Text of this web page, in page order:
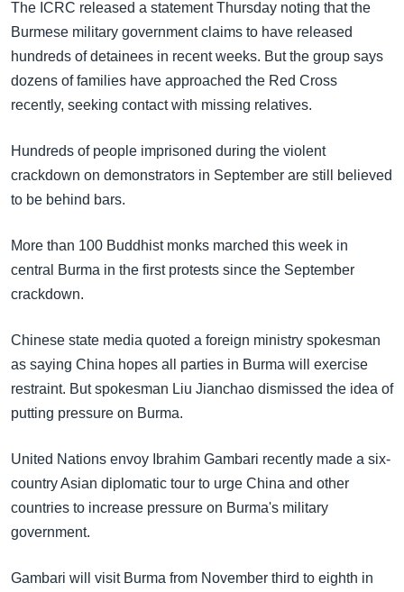
ကျော်
ရန်
ရန်
နေရာ
သို့
ရန်
ရုပ်ရှင်ထဲက အင်္ဂလိပ်စာ
သုတပဒေသာ အင်္ဂလိပ်စာ
ရေဒီယို/တီဗွီအစီအစဉ်
Learning English
ဘာသာစကားများ
The ICRC released a statement Thursday noting that the
Burmese military government claims to have released
hundreds of detainees in recent weeks. But the group says
dozens of families have approached the Red Cross
recently, seeking contact with missing relatives.
Hundreds of people imprisoned during the violent
crackdown on demonstrators in September are still believed
to be behind bars.
More than 100 Buddhist monks marched this week in
central Burma in the first protests since the September
crackdown.
Chinese state media quoted a foreign ministry spokesman
as saying China hopes all parties in Burma will exercise
restraint. But spokesman Liu Jianchao dismissed the idea of
putting pressure on Burma.
United Nations envoy Ibrahim Gambari recently made a six-
country Asian diplomatic tour to urge China and other
countries to increase pressure on Burma's military
government.
Gambari will visit Burma from November third to eighth in